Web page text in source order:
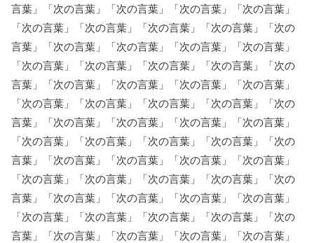
言葉」「次の言葉」「次の言葉」「次の言葉」「次の言葉」
「次の言葉」「次の言葉」「次の言葉」「次の言葉」「次の
言葉」「次の言葉」「次の言葉」「次の言葉」「次の言葉」
「次の言葉」「次の言葉」「次の言葉」「次の言葉」「次の
言葉」「次の言葉」「次の言葉」「次の言葉」「次の言葉」
「次の言葉」「次の言葉」「次の言葉」「次の言葉」「次の
言葉」「次の言葉」「次の言葉」「次の言葉」「次の言葉」
「次の言葉」「次の言葉」「次の言葉」「次の言葉」「次の
言葉」「次の言葉」「次の言葉」「次の言葉」「次の言葉」
「次の言葉」「次の言葉」「次の言葉」「次の言葉」「次の
言葉」「次の言葉」「次の言葉」「次の言葉」「次の言葉」
「次の言葉」「次の言葉」「次の言葉」「次の言葉」「次の
言葉」「次の言葉」「次の言葉」「次の言葉」「次の言葉」